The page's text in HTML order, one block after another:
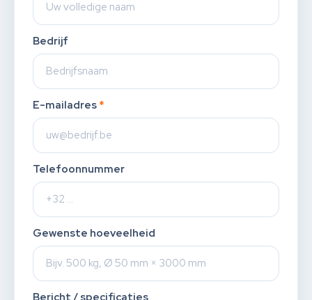
Bedrijf
E-mailadres *
Telefoonnummer
Gewenste hoeveelheid